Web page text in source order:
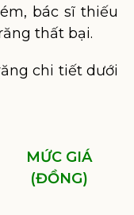
bác sĩ thiếu
thất bại.
chi tiết dưới
MỨC GIÁ
(ĐỒNG)